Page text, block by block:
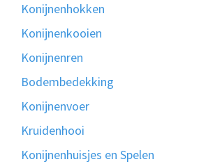
Konijnenhokken
Konijnenkooien
Konijnenren
Bodembedekking
Konijnenvoer
Kruidenhooi
Konijnenhuisjes en Spelen